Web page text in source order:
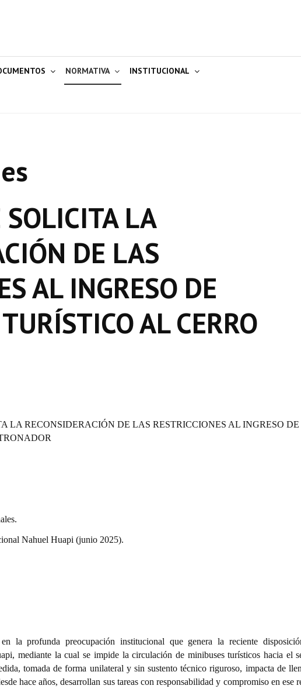
NORMATIVA INSTITUCIONAL
LA
DE LAS
AL INGRESO DE
AL CERRO
LA RECONSIDERACIÓN DE LAS RESTRICCIONES AL INGRESO DE
Nahuel Huapi (junio 2025).
la profunda preocupación institucional que genera la reciente
mediante la cual se impide la circulación de minibuses turísticos hacia el
tomada de forma unilateral y sin sustento técnico riguroso, impacta de
hace años, desarrollan sus tareas con responsabilidad y compromiso en ese